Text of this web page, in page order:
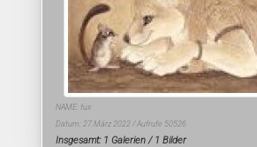
NAME: fux
Datum: 27.März 2022 / Aufrufe 50526
Insgesamt: 1 Galerien / 1 Bilder